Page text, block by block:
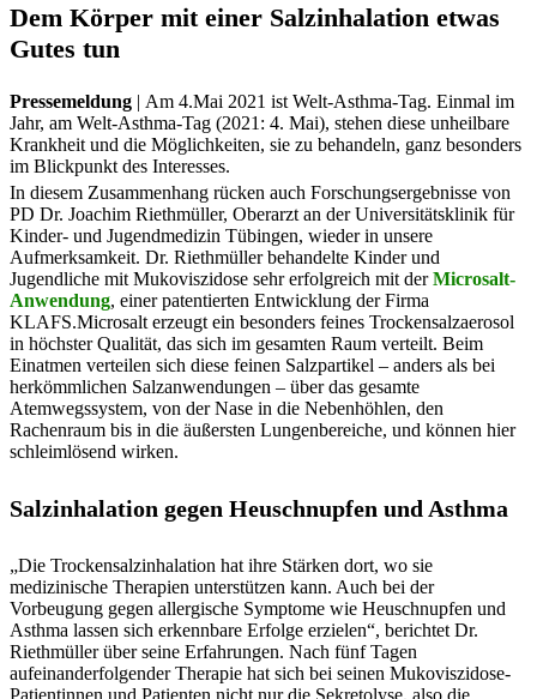
Dem Körper mit einer Salzinhalation etwas
Gutes tun
Pressemeldung | Am 4.Mai 2021 ist Welt-Asthma-Tag. Einmal im
Jahr, am Welt-Asthma-Tag (2021: 4. Mai), stehen diese unheilbare
Krankheit und die Möglichkeiten, sie zu behandeln, ganz besonders
im Blickpunkt des Interesses.
In diesem Zusammenhang rücken auch Forschungsergebnisse von
PD Dr. Joachim Riethmüller, Oberarzt an der Universitätsklinik für
Kinder- und Jugendmedizin Tübingen, wieder in unsere
Aufmerksamkeit. Dr. Riethmüller behandelte Kinder und
Jugendliche mit Mukoviszidose sehr erfolgreich mit derMicrosalt-
Anwendung, einer patentierten Entwicklung der Firma
KLAFS.Microsalt erzeugt ein besonders feines Trockensalzaerosol
in höchster Qualität, das sich im gesamten Raum verteilt. Beim
Einatmen verteilen sich diese feinen Salzpartikel – anders als bei
herkömmlichen Salzanwendungen – über das gesamte
Atemwegssystem, von der Nase in die Nebenhöhlen, den
Rachenraum bis in die äußersten Lungenbereiche, und können hier
schleimlösend wirken.
Salzinhalation gegen Heuschnupfen und Asthma
„Die Trockensalzinhalation hat ihre Stärken dort, wo sie
medizinische Therapien unterstützen kann. Auch bei der
Vorbeugung gegen allergische Symptome wie Heuschnupfen und
Asthma lassen sich erkennbare Erfolge erzielen“, berichtet Dr.
Riethmüller über seine Erfahrungen. Nach fünf Tagen
aufeinanderfolgender Therapie hat sich bei seinen Mukoviszidose-
Patientinnen und Patienten nicht nur die Sekretolyse, also die